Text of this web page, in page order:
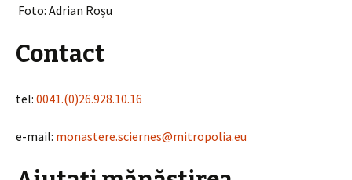
Foto: Adrian Roșu
Contact
tel: 0041.(0)26.928.10.16
e-mail: monastere.sciernes@mitropolia.eu